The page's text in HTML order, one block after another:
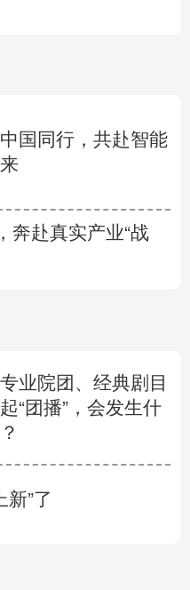
国同行，共赴智能
奔赴真实产业“战
业院团、经典剧目
“团播”，会发生什
新”了